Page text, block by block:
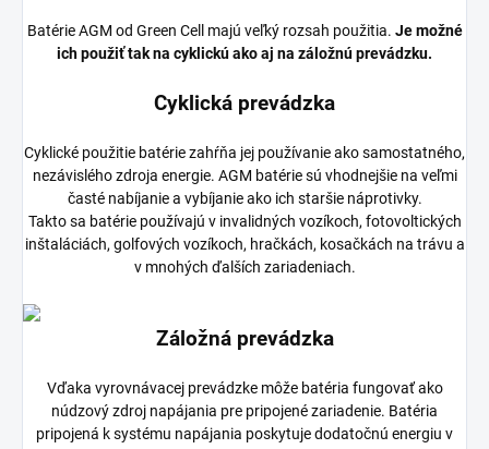
Batérie AGM od Green Cell majú veľký rozsah použitia. Je možné
ich použiť tak na cyklickú ako aj na záložnú prevádzku.
Cyklická prevádzka
Cyklické použitie batérie zahŕňa jej používanie ako samostatného,
​​nezávislého zdroja energie. AGM batérie sú vhodnejšie na veľmi
časté nabíjanie a vybíjanie ako ich staršie náprotivky.
Takto sa batérie používajú v invalidných vozíkoch, fotovoltických
inštaláciách, golfových vozíkoch, hračkách, kosačkách na trávu a
v mnohých ďalších zariadeniach.
Záložná prevádzka
Vďaka vyrovnávacej prevádzke môže batéria fungovať ako
núdzový zdroj napájania pre pripojené zariadenie. Batéria
pripojená k systému napájania poskytuje dodatočnú energiu v